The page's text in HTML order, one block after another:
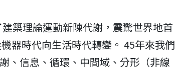
築理論運動新陳代謝，震驚世界地首
器時代向生活時代轉變。 45年來我們
、信息、循環、中間域、分形（非線